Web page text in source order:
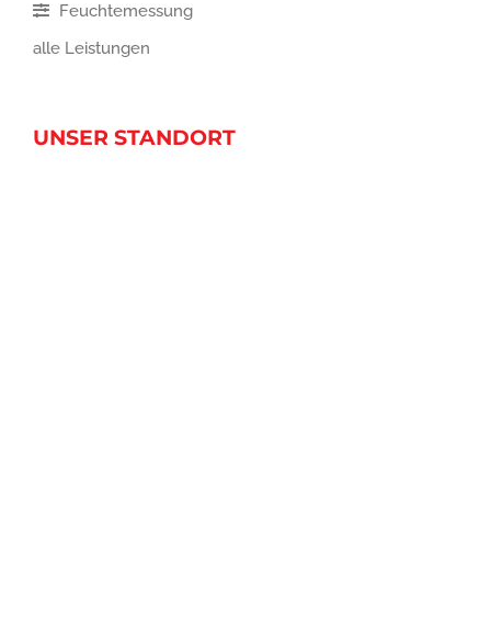
Feuchtemessung
alle Leistungen
UNSER STANDORT